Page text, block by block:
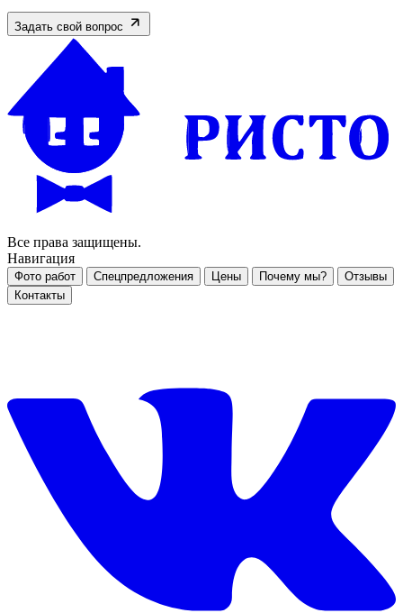
Задать свой вопрос
Все права защищены.
Навигация
Фото работ Спецпредложения Цены Почему мы?
Отзывы
Контакты